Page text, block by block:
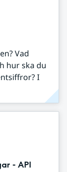
Vad
hur ska du
I
- API